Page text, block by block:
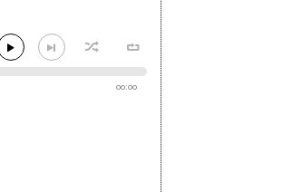
00:00